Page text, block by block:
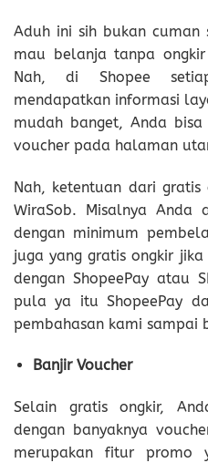
Aduh ini sih bukan
mau belanja tanpa
Nah, di Shopee
mendapatkan informasi
mudah banget, Anda
voucher pada halaman
Nah, ketentuan dari
WiraSob. Misalnya Anda
dengan minimum
juga yang gratis ongkir
dengan ShopeePay atau
pula ya itu ShopeePay
pembahasan kami sampai
Banjir Voucher
Selain gratis ongkir,
dengan banyaknya
merupakan fitur promo